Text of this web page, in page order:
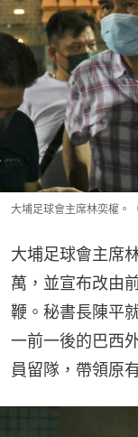
大埔足球會主席林奕權。
大埔足球會主席
萬，並宣布改由
鞭。秘書長陳平
一前一後的巴西
員留隊，帶領原